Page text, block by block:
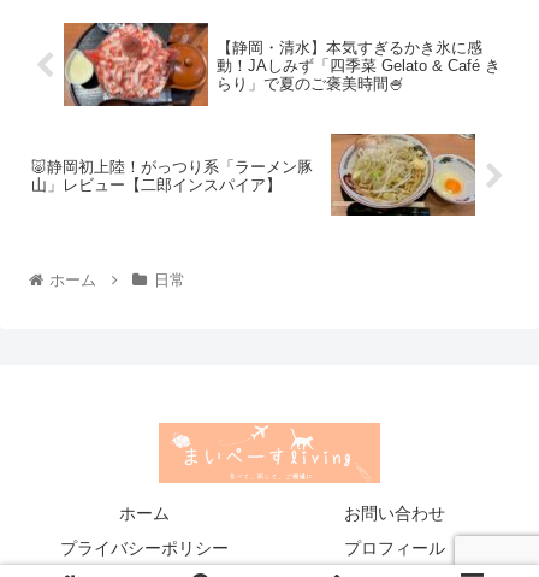
【静岡・清水】本気すぎるかき氷に感
動！JAしみず「四季菜 Gelato & Café き
らり」で夏のご褒美時間🍧
🐷静岡初上陸！がっつり系「ラーメン豚
山」レビュー【二郎インスパイア】
ホーム 日常
ホーム
お問い合わせ
プライバシーポリシー
プロフィール